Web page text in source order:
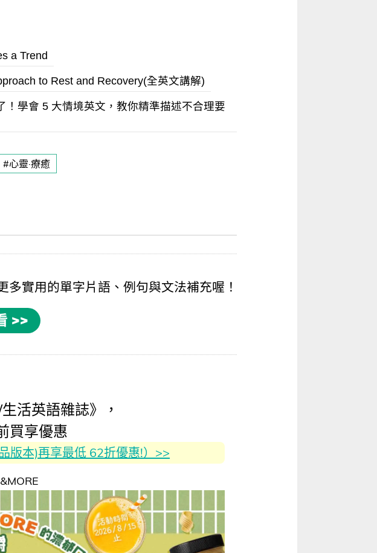
a Trend
to Rest and Recovery(全英文講解)
！學會 5 大情境英文，教你精準描述不合理要
#心靈·療癒
多實用的單字片語 、例句與文法補充喔！
>>
活英語雜誌》，
買享優惠
版本)再享最低 62折優惠!）>>